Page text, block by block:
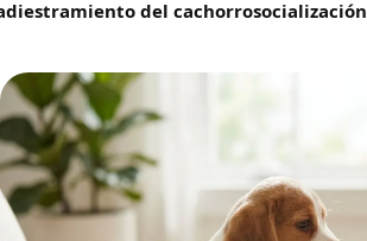
del cachorrosocialización